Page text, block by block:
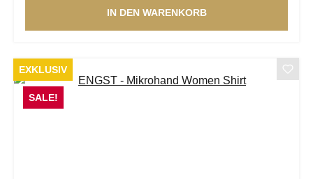
IN DEN WARENKORB
EXKLUSIV
SALE!